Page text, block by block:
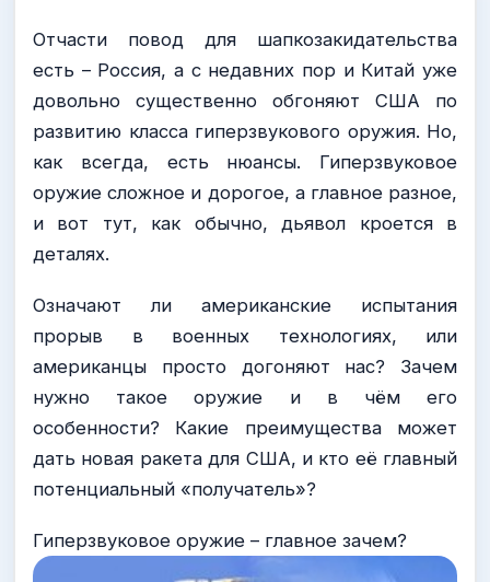
Отчасти повод для шапкозакидательства
есть – Россия, а с недавних пор и Китай уже
довольно существенно обгоняют США по
развитию класса гиперзвукового оружия. Но,
как всегда, есть нюансы. Гиперзвуковое
оружие сложное и дорогое, а главное разное,
и вот тут, как обычно, дьявол кроется в
деталях.
Означают ли американские испытания
прорыв в военных технологиях, или
американцы просто догоняют нас? Зачем
нужно такое оружие и в чём его
особенности? Какие преимущества может
дать новая ракета для США, и кто её главный
потенциальный «получатель»?
Гиперзвуковое оружие – главное зачем?